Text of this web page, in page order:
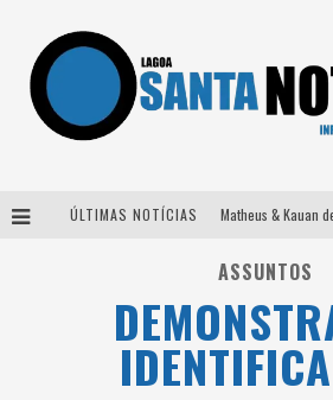
ÚLTIMAS NOTÍCIAS
ASSUNTOS